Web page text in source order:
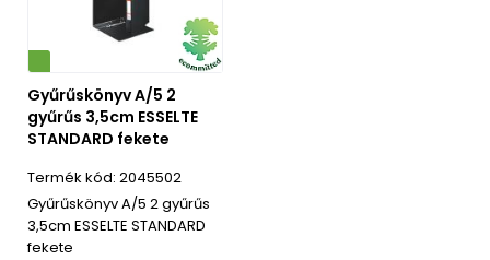
Gyűrűskönyv A/5 2
gyűrűs 3,5cm ESSELTE
STANDARD fekete
2045502
Gyűrűskönyv A/5 2 gyűrűs
3,5cm ESSELTE STANDARD
fekete